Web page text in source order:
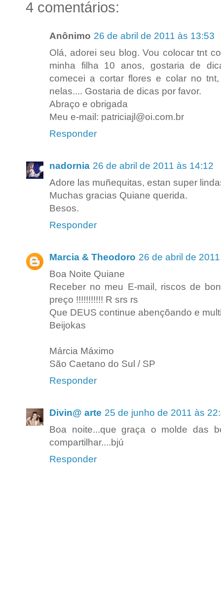
4 comentários:
Anônimo 26 de abril de 2011 às 13:53
Olá, adorei seu blog. Vou colocar tnt
minha filha 10 anos, gostaria de
comecei a cortar flores e colar no
nelas.... Gostaria de dicas por favor.
Abraço e obrigada
Meu e-mail: patriciajl@oi.com.br
Responder
nadornia 26 de abril de 2011 às 14:12
Adore las muñequitas, estan super
Muchas gracias Quiane querida.
Besos.
Responder
Marcia & Theodoro 26 de abril de
Boa Noite Quiane
Receber no meu E-mail, riscos de
preço !!!!!!!!!!! R srs rs
Que DEUS continue abençõando e
Beijokas
Márcia Máximo
São Caetano do Sul / SP
Responder
Divin@ arte 25 de junho de 2011 às
Boa noite...que graça o molde das
compartilhar....bjú
Responder